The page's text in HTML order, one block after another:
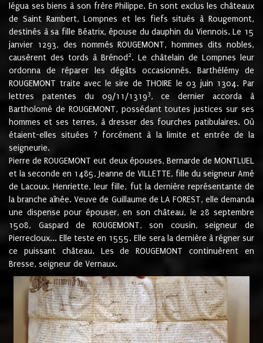
légua ses biens à son frère Philippe. En sont exclus les châteaux
de Saint Rambert, Lompnes et les fiefs situés à Rougemont,
destinés à sa fille Béatrix, épouse du dauphin du Viennois. Le 15
janvier 1293, des nommés ROUGEMONT, hommes dits nobles,
causèrent des tords à Brénod 2. Le châtelain de Lompnes leur
ordonna de réparer les dégâts occasionnés. Barthélémy de
ROUGEMONT traite avec le sire de THOIRE le 03 juin 1304. Par
lettres patentes du 09/11/13193, ce dernier accorda à
Bartholomé de ROUGEMONT, possédant toutes justices sur ses
hommes et ses terres, à dresser des fourches patibulaires. Où
étaient-elles situées ? forcément à la limite et entrée de la
seigneurie.
Pierre de ROUGEMONT eut deux épouses, Bernarde de MONTLUEL
et la seconde en 1485, Jeanne de VILLETTE, fille du seigneur Amé
de Lacoux. Henriette, leur fille, fut la dernière représentante de
la branche aînée. Veuve de Guillaume de LA FOREST, elle demanda
une dispense pour épouser, en son château, le 28 septembre
1508, Gaspard de ROUGEMONT, son cousin, seigneur de
Pierrecloux... Elle teste en 1555. Elle sera la dernière à régner sur
ce puissant château. Les de ROUGEMONT continuèrent en
Bresse, seigneur de Vernaux.